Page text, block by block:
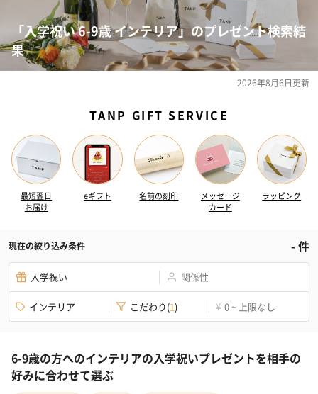
「入学祝い 6-9歳 インテリア」のプレゼント検索結
果
2026年8月6日更新
TANP GIFT SERVICE
最短翌日
お届け
eギフト 名前の刻印
メッセージ
カード
ラッピング
現在の絞り込み条件 -件
入学祝い 関係性
インテリア こだわり(1) ¥ 0 ~ 上限なし
6-9歳の方へのインテリアの入学祝いプレゼントを相手の
好みに合わせて選ぶ